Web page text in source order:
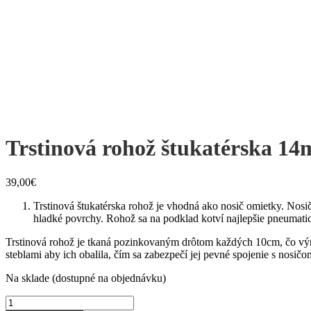
Trstinová rohož štukatérska
39,00€
Trstinová štukatérska rohož je vhodná ako nosič omietky.
hladké povrchy. Rohož sa na podklad kotví najlepšie
Trstinová rohož je tkaná pozinkovaným drôtom každých 10cm, čo
steblami aby ich obalila, čím sa zabezpečí jej pevné spojenie s
Na sklade (dostupné na objednávku)
množstvo